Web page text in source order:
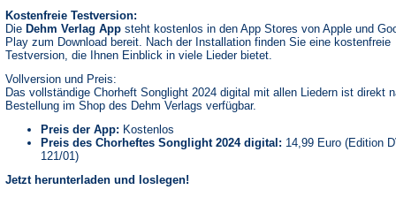
Kostenfreie Testversion:
Die Dehm Verlag App steht kostenlos in den App Stores von Apple und
Play zum Download bereit. Nach der Installation finden Sie eine kostenfreie
Testversion, die Ihnen Einblick in viele Lieder bietet.
Vollversion und Preis:
Das vollständige Chorheft Songlight 2024 digital mit allen Liedern ist direkt
Bestellung im Shop des Dehm Verlags verfügbar.
Preis der App: Kostenlos
Preis des Chorheftes Songlight 2024 digital: 14,99 Euro (Edition
121/01)
Jetzt herunterladen und loslegen!